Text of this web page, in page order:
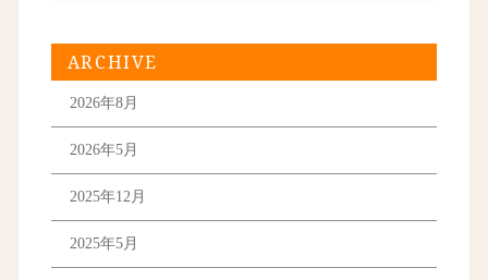
ARCHIVE
2026年8月
2026年5月
2025年12月
2025年5月